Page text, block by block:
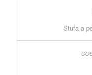
Stufa a